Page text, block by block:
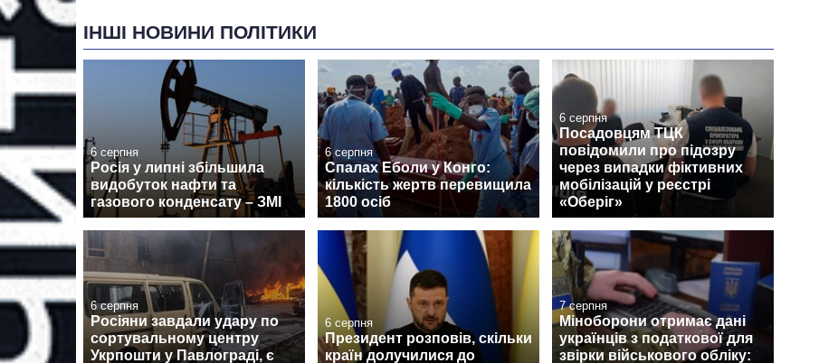
ІНШІ НОВИНИ ПОЛІТИКИ
6 серпня
Росія у липні збільшила
видобуток нафти та
газового конденсату – ЗМІ
6 серпня
Спалах Еболи у Конго:
кількість жертв перевищила
1800 осіб
6 серпня
Посадовцям ТЦК
повідомили про підозру
через випадки фіктивних
мобілізацій у реєстрі
«Оберіг»
6 серпня
Росіяни завдали удару по
сортувальному центру
Укрпошти у Павлограді, є
6 серпня
Президент розповів, скільки
країн долучилися до
7 серпня
Міноборони отримає дані
українців з податкової для
звірки військового обліку: